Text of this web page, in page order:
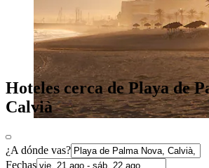
Hoteles cerca de Playa de
Calvià
¿A dónde vas?
Fechas